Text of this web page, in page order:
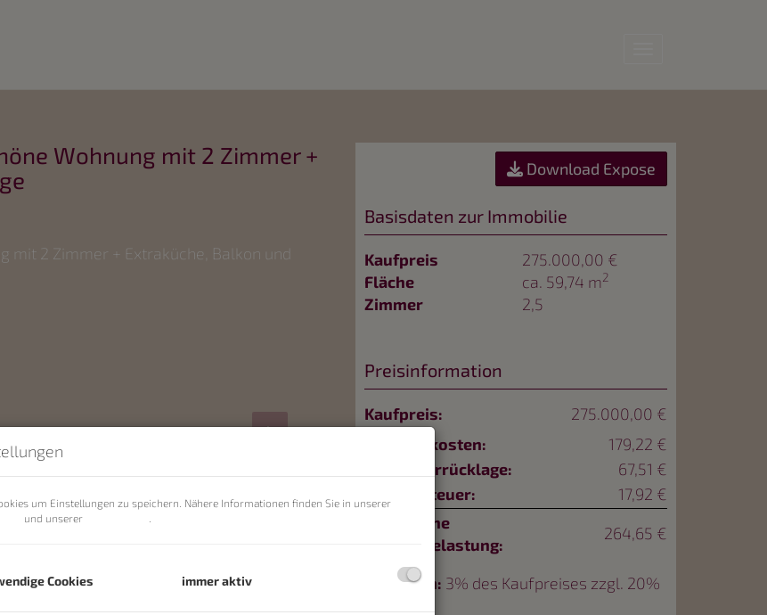
Wohnung mit 2 Zimmer +
Download Expose
Basisdaten zur Immobilie
Kaufpreis
275.000,00 €
Fläche
ca. 59,74 m2
Zimmer 2,5
Preisinformation
Kaufpreis:
275.000,00 €
Betriebskosten:
179,22 €
Reparaturrücklage:
67,51 €
Umsatzsteuer:
17,92 €
monatliche
Gesamtbelastung:
264,65 €
Provision: 3% des Kaufpreises zzgl. 20%
um Einstellungen zu speichern. Nähere Informationen finden Sie in unserer
und unserer
Cookies immer aktiv